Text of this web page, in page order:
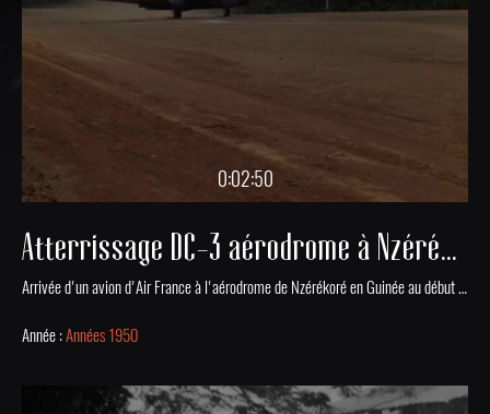
0:02:50
Atterrissage DC-3 aérodrome à Nzérékoré
Arrivée d'un avion d'Air France à l'aérodrome de Nzérékoré en Guinée au début des années 1950.
Année :Années 1950